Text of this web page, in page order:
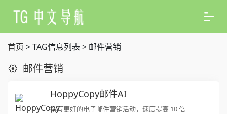
首页 > TAG信息列表 > 邮件营销
邮件营销
HoppyCopy邮件AI
撰写更好的电子邮件营销活动，速度提高 10 倍